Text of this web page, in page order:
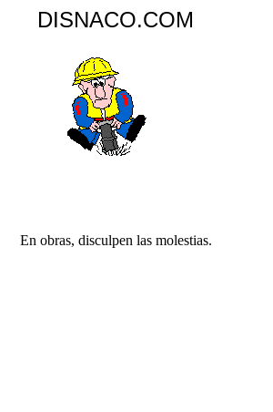
DISNACO.COM
En obras, disculpen las molestias.